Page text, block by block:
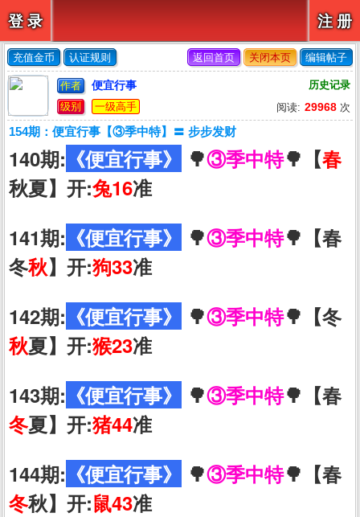
注 册
登 录
充值金币 认证规则 返回首页 关闭本页 编辑帖子
作者 便宜行事
历史记录
级别
一级高手 阅读: 29968次
154期：便宜行事【③季中特】〓 步步发财
140期: 《便宜行事》 🌳③季中特🌳【春
秋夏】开:兔16准
141期: 《便宜行事》 🌳③季中特🌳【春
冬秋】开:狗33准
142期: 《便宜行事》 🌳③季中特🌳【冬
秋夏】开:猴23准
143期: 《便宜行事》 🌳③季中特🌳【春
冬夏】开:猪44准
144期: 《便宜行事》 🌳③季中特🌳【春
冬秋】开:鼠43准